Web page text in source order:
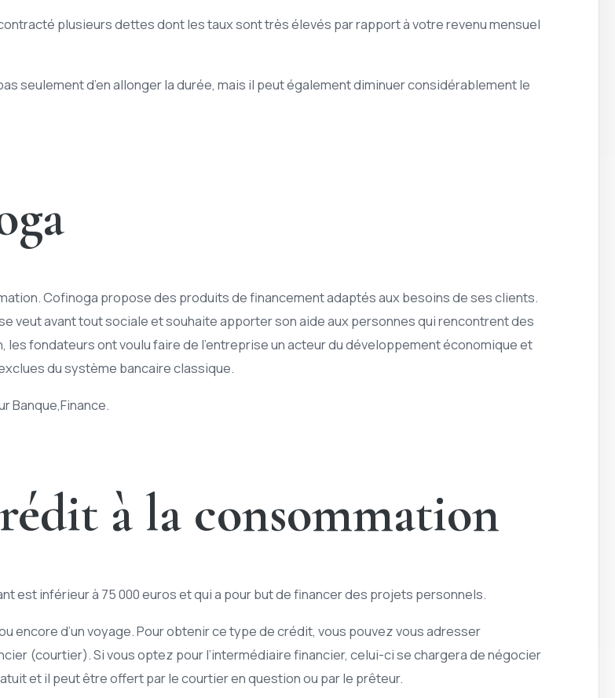
plusieurs dettes dont les taux sont très élevés par rapport à votre revenu mensuel
seulement d’en allonger la durée, mais il peut également diminuer considérablement le
Cofinoga propose des produits de financement adaptés aux besoins de ses clients.
veut avant tout sociale et souhaite apporter son aide aux personnes qui rencontrent des
fondateurs ont voulu faire de l’entreprise un acteur du développement économique et
du système bancaire classique.
Banque,Finance.
à la consommation
est inférieur à 75 000 euros et qui a pour but de financer des projets personnels.
encore d’un voyage. Pour obtenir ce type de crédit, vous pouvez vous adresser
(courtier). Si vous optez pour l’intermédiaire financier, celui-ci se chargera de négocier
et il peut être offert par le courtier en question ou par le prêteur.